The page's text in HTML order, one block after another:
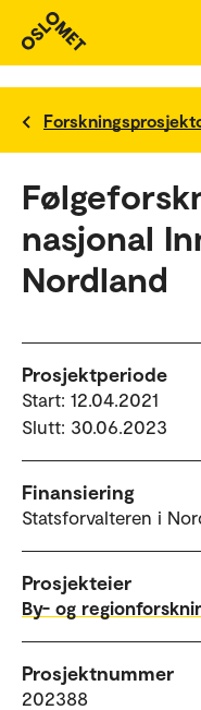
nasjonal
Nordland
Prosjektperiode
Start: 12.04.2021
Slutt: 30.06.2023
Finansiering
Statsforvalteren i
Prosjekteier
By- og
Prosjektnummer
202388